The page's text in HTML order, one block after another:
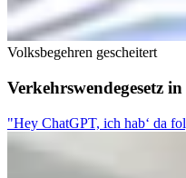
Volksbegehren gescheitert
Verkehrswendegesetz
"Hey ChatGPT, ich hab‘ da